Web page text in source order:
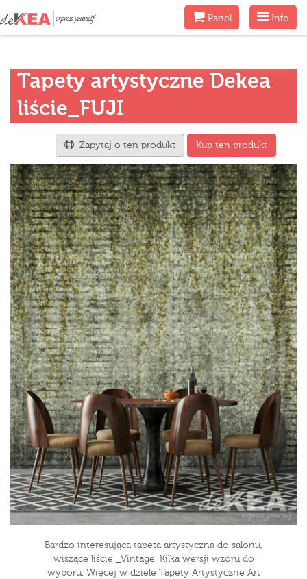
Menu
Info
MenuPanel
Tapety artystyczne Dekea
liście_FUJI
Zapytaj o ten produkt Kup ten produkt
Bardzo interesująca tapeta artystyczna do salonu,
wiszące liście _Vintage. Kilka wersji wzoru do
wyboru. Więcej w dziele Tapety Artystyczne Art